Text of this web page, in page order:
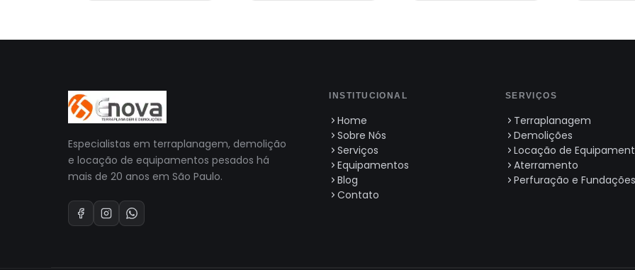
Especialistas em terraplanagem, demolição
e locação de equipamentos pesados há
mais de 20 anos em São Paulo.
INSTITUCIONAL
Home
Sobre Nós
Serviços
Equipamentos
Blog
Contato
SERVIÇOS
Terraplanagem
Demolições
Locação de
Aterramento
Perfuração e Fundações